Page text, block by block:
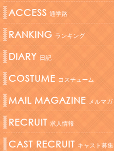
ACCESS 通学路
RANKING ランキング
DIARY 日記
COSTUME コスチューム
MAIL MAGAZINE メルマガ
RECRUIT 求人情報
CAST RECRUIT キャスト募集